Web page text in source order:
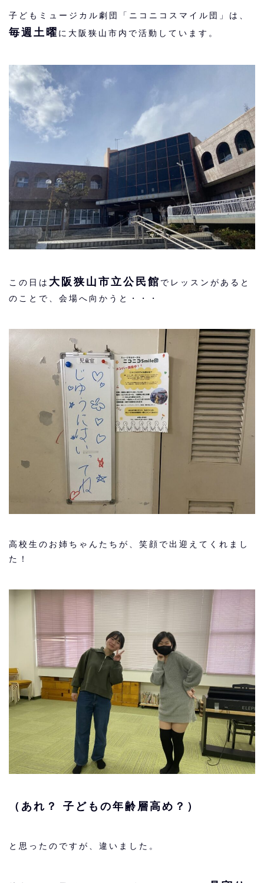
子どもミュージカル劇団「ニコニコスマイル団」は、
毎週土曜 に大阪狭山市内で活動しています。
この日は 大阪狭山市立公民館 でレッスンがあると
のことで、会場へ向かうと・・・
高校生のお姉ちゃんたちが、笑顔で出迎えてくれまし
た！
（あれ？ 子どもの年齢層高め？）
と思ったのですが、違いました。